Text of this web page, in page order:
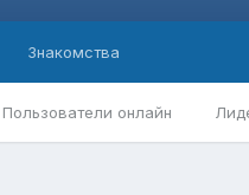
Пользователи онлайн
Знакомства